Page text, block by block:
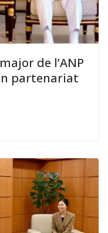
de l’ANP
partenariat